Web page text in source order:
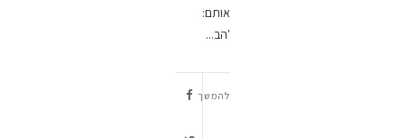
אותם:
'הב...
להמשך